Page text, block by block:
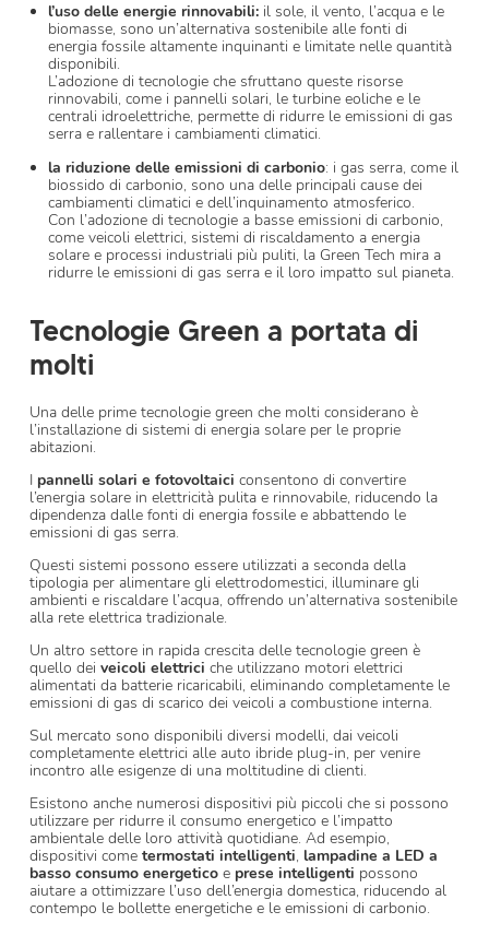
l’uso delle energie rinnovabili: il sole, il vento, l’acqua e le
biomasse, sono un’alternativa sostenibile alle fonti di
energia fossile altamente inquinanti e limitate nelle quantità
disponibili.
L’adozione di tecnologie che sfruttano queste risorse
rinnovabili, come i pannelli solari, le turbine eoliche e le
centrali idroelettriche, permette di ridurre le emissioni di gas
serra e rallentare i cambiamenti climatici.
la riduzione delle emissioni di carbonio: i gas serra, come il
biossido di carbonio, sono una delle principali cause dei
cambiamenti climatici e dell’inquinamento atmosferico.
Con l’adozione di tecnologie a basse emissioni di carbonio,
come veicoli elettrici, sistemi di riscaldamento a energia
solare e processi industriali più puliti, la Green Tech mira a
ridurre le emissioni di gas serra e il loro impatto sul pianeta.
Tecnologie Green a portata di
molti
Una delle prime tecnologie green che molti considerano è
l’installazione di sistemi di energia solare per le proprie
abitazioni.
I pannelli solari e fotovoltaici consentono di convertire
l’energia solare in elettricità pulita e rinnovabile, riducendo la
dipendenza dalle fonti di energia fossile e abbattendo le
emissioni di gas serra.
Questi sistemi possono essere utilizzati a seconda della
tipologia per alimentare gli elettrodomestici, illuminare gli
ambienti e riscaldare l’acqua, offrendo un’alternativa sostenibile
alla rete elettrica tradizionale.
Un altro settore in rapida crescita delle tecnologie green è
quello dei veicoli elettrici che utilizzano motori elettrici
alimentati da batterie ricaricabili, eliminando completamente le
emissioni di gas di scarico dei veicoli a combustione interna.
Sul mercato sono disponibili diversi modelli, dai veicoli
completamente elettrici alle auto ibride plug-in, per venire
incontro alle esigenze di una moltitudine di clienti.
Esistono anche numerosi dispositivi più piccoli che si possono
utilizzare per ridurre il consumo energetico e l’impatto
ambientale delle loro attività quotidiane. Ad esempio,
dispositivi come termostati intelligenti, lampadine a LED a
basso consumo energetico e prese intelligenti possono
aiutare a ottimizzare l’uso dell’energia domestica, riducendo al
contempo le bollette energetiche e le emissioni di carbonio.